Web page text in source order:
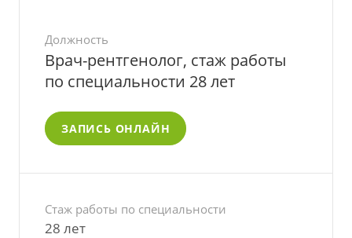
Должность
Врач-рентгенолог, стаж работы
по специальности 28 лет
ЗАПИСЬ ОНЛАЙН
Стаж работы по специальности
28 лет